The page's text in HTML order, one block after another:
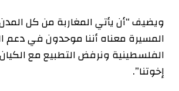
ويضيف “أن يأتي المغاربة من كل
المسيرة معناه أننا موحدون في دعم
الفلسطينية ونرفض التطبيع مع
إخوتنا”.